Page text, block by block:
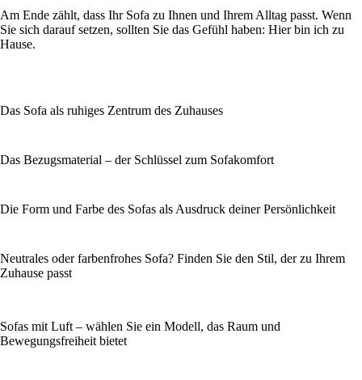
Am Ende zählt, dass Ihr Sofa zu Ihnen und Ihrem Alltag passt. Wenn
Sie sich darauf setzen, sollten Sie das Gefühl haben: Hier bin ich zu
Hause.
Das Sofa als ruhiges Zentrum des Zuhauses
Das Bezugsmaterial – der Schlüssel zum Sofakomfort
Die Form und Farbe des Sofas als Ausdruck deiner Persönlichkeit
Neutrales oder farbenfrohes Sofa? Finden Sie den Stil, der zu Ihrem
Zuhause passt
Sofas mit Luft – wählen Sie ein Modell, das Raum und
Bewegungsfreiheit bietet